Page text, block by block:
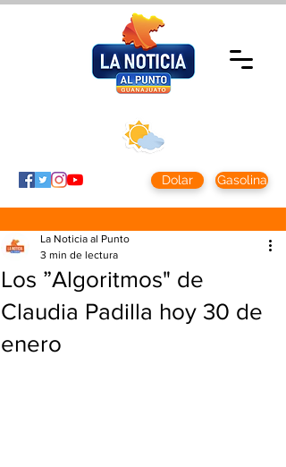
Dolar Gasolina
Los ”Algoritmos" de
Claudia Padilla hoy 30 de
enero
La Noticia al Punto
3 min de lectura